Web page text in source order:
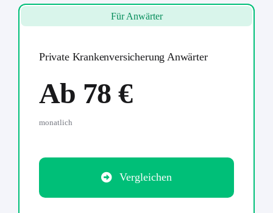
Für Anwärter
Private Krankenversicherung Anwärter
Ab 78 €
monatlich
Vergleichen